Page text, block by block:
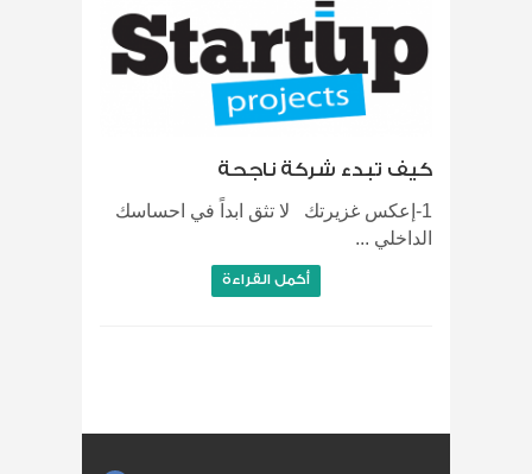
كيف تبدء شركة ناجحة
1-إعكس غزيرتك لا تثق ابداً في احساسك
الداخلي ...
أكمل القراءة